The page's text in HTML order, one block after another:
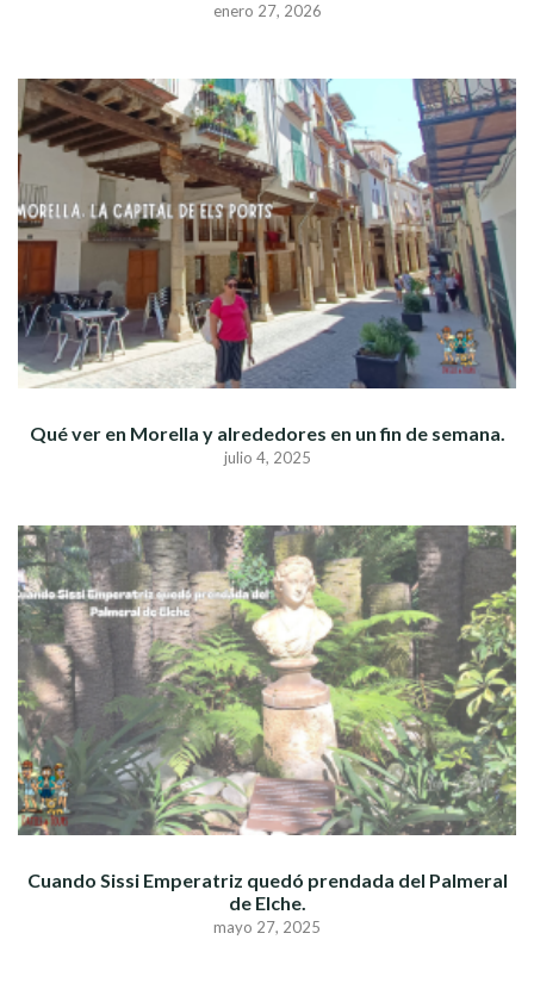
enero 27, 2026
Qué ver en Morella y alrededores en un fin de semana.
julio 4, 2025
Cuando Sissi Emperatriz quedó prendada del Palmeral
de Elche.
mayo 27, 2025